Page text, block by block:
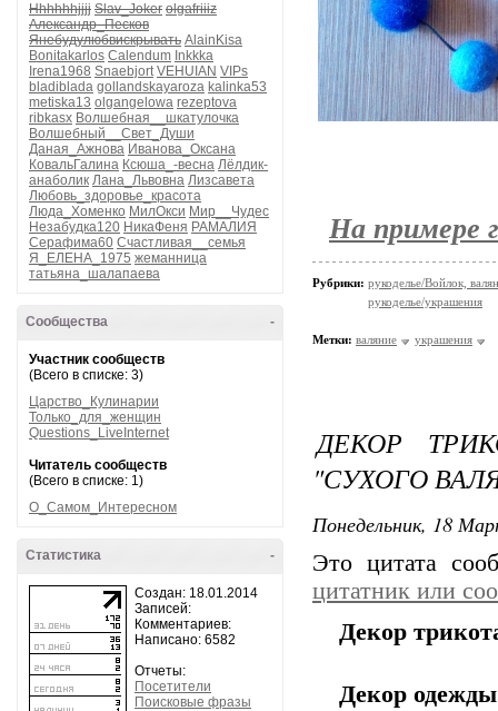
Hhhhhhjjjj Slav_Joker olgafriiiz
Александр_Песков
Янебудулюбвискрывать AlainKisa
Bonitakarlos Calendum Inkkka
Irena1968 Snaebjort VEHUIAN VIPs
bladiblada gollandskayaroza kalinka53
metiska13 olgangelowa rezeptova
ribkasx Волшебная__шкатулочка
Волшебный__Свет_Души
Даная_Ажнова Иванова_Оксана
КовальГалина Ксюша_-весна Лёлдик-
анаболик Лана_Львовна Лизсавета
Любовь_здоровье_красота
Люда_Хоменко МилОкси Мир__Чудес
Незабудка120 НикаФеня РАМАЛИЯ
Серафима60 Счастливая__семья
Я_ЕЛЕНА_1975 жеманница
татьяна_шалапаева
-
Сообщества
Участник сообществ
(Всего в списке: 3)
Царство_Кулинарии
Только_для_женщин
Questions_LiveInternet
Читатель сообществ
(Всего в списке: 1)
О_Самом_Интересном
-
Статистика
Создан: 18.01.2014
Записей:
Комментариев:
Написано: 6582
Отчеты:
Посетители
Поисковые фразы
На примере
Рубрики: рукоделье/Войлок,
рукоделье/украшения
Метки: валяние украшения
ДЕКОР
"СУХОГО
Понедельник, 18
Это цитата
цитатник или
Декор
Декор одежды